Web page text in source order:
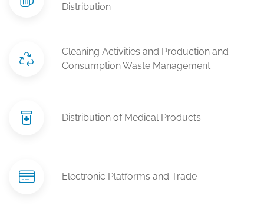
Distribution
Cleaning Activities and Production and
Consumption Waste Management
Distribution of Medical Products
Electronic Platforms and Trade